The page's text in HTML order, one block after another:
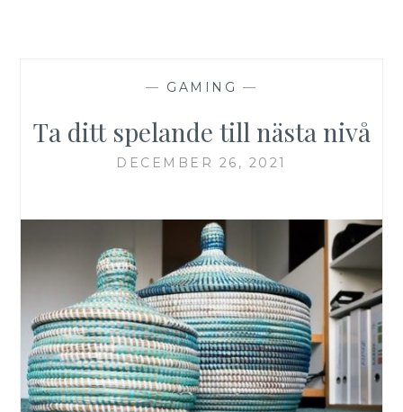
— GAMING —
Ta ditt spelande till nästa nivå
DECEMBER 26, 2021